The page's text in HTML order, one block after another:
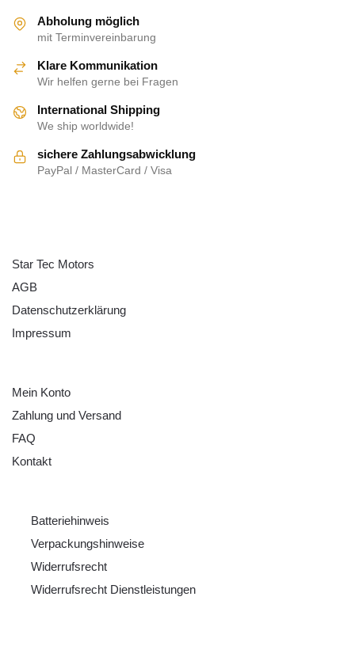
Abholung möglich
mit Terminvereinbarung
Klare Kommunikation
Wir helfen gerne bei Fragen
International Shipping
We ship worldwide!
sichere Zahlungsabwicklung
PayPal / MasterCard / Visa
Star Tec Motors
AGB
Datenschutzerklärung
Impressum
Mein Konto
Zahlung und Versand
FAQ
Kontakt
Batteriehinweis
Verpackungshinweise
Widerrufsrecht
Widerrufsrecht Dienstleistungen